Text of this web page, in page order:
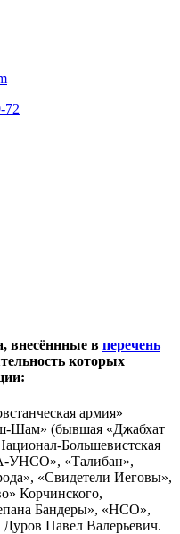
72
внесённные в перечень
которых
армия»
Шам» (бывшая «Джабхат
Большевистская
УНСО», «Талибан»,
«Свидетели Иеговы»,
Корчинского,
Бандеры», «НСО»,
Павел Валерьевич.